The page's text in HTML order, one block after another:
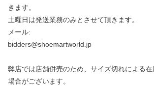
きます。
土曜日は発送業務のみとさせて頂きます。
メール:
bidders@shoemartworld.jp
弊店では店舗併売のため、サイズ切れによる
場合がございます。